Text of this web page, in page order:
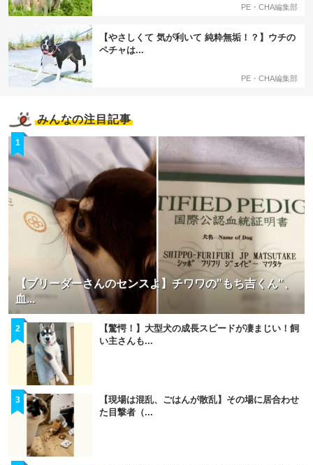
PE・CHA編集部
【やさしくて 気が利いて 純粋無垢！？】ウチの
ペチャは...
PE・CHA編集部
みんなの注目記事
1
【ブリーダーさんのセンスよ】チワワの"もち吉くん"、
血...
2
【驚愕！】大型犬の成長スピードが凄まじい！飼
い主さんも...
3
【現場は混乱、ごはんが散乱】その場に居合わせ
た目撃者（...
閉じる
pecodogs
いぬ部をフォロー
pecocats
ねこ部をフォロー
アプリをダウンロードする